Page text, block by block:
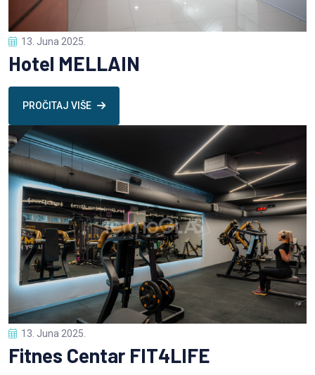
13. Juna 2025.
Hotel MELLAIN
PROČITAJ VIŠE
13. Juna 2025.
Fitnes Centar FIT4LIFE